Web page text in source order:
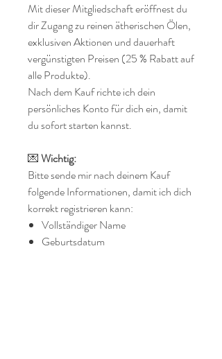
Mit dieser Mitgliedschaft eröffnest du
dir Zugang zu reinen ätherischen Ölen,
exklusiven Aktionen und dauerhaft
vergünstigten Preisen (25 % Rabatt auf
alle Produkte).
Nach dem Kauf richte ich dein
persönliches Konto für dich ein, damit
du sofort starten kannst.
💌Wichtig:
Bitte sende mir nach deinem Kauf
folgende Informationen, damit ich dich
korrekt registrieren kann:
Vollständiger Name
Geburtsdatum